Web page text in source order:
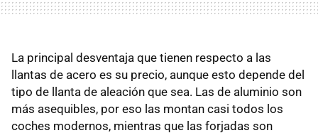
La principal desventaja que tienen respecto a las
llantas de acero es su precio, aunque esto depende del
tipo de llanta de aleación que sea. Las de aluminio son
más asequibles, por eso las montan casi todos los
coches modernos, mientras que las forjadas son